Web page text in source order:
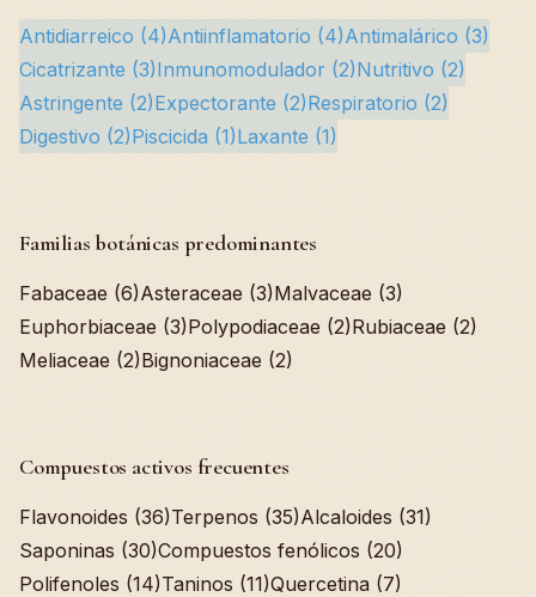
Antidiarreico (4)Antiinflamatorio (4)Antimalárico (3)
Cicatrizante (3)Inmunomodulador (2)Nutritivo (2)
Astringente (2)Expectorante (2)Respiratorio (2)
Digestivo (2)Piscicida (1)Laxante (1)
Familias botánicas predominantes
Fabaceae (6)Asteraceae (3)Malvaceae (3)
Euphorbiaceae (3)Polypodiaceae (2)Rubiaceae (2)
Meliaceae (2)Bignoniaceae (2)
Compuestos activos frecuentes
Flavonoides (36)Terpenos (35)Alcaloides (31)
Saponinas (30)Compuestos fenólicos (20)
Polifenoles (14)Taninos (11)Quercetina (7)